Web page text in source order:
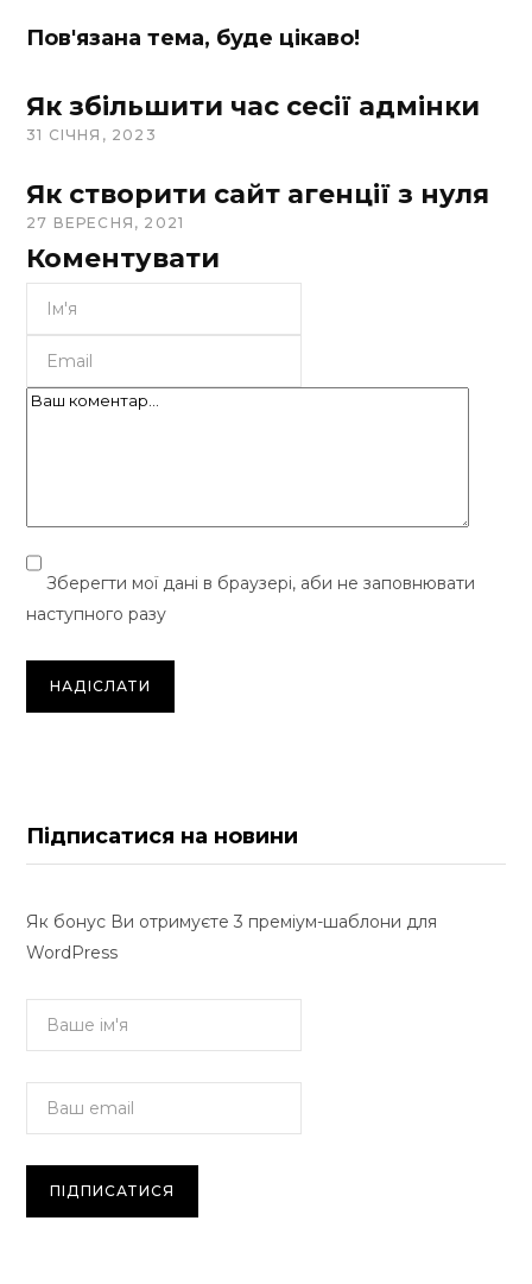
Пов'язана тема, буде цікаво!
Як збільшити час сесії адмінки
31 СІЧНЯ, 2023
Як створити сайт агенції з нуля
27 ВЕРЕСНЯ, 2021
Коментувати
Зберегти мої дані в браузері, аби не заповнювати
наступного разу
Підписатися на новини
Як бонус Ви отримуєте 3 преміум-шаблони для
WordPress